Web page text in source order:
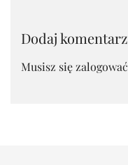
Dodaj komentarz
Musisz sięzalogować